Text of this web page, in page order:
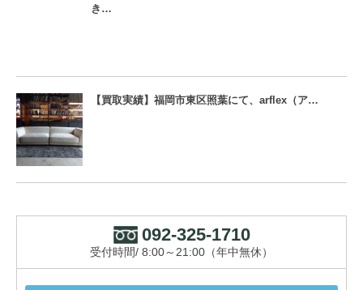
き…
【買取実績】福岡市東区照葉にて、arflex（ア…
092-325-1710
受付時間/ 8:00～21:00（年中無休）